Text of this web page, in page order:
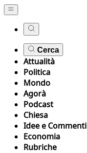
Cerca
Attualità
Politica
Mondo
Agorà
Podcast
Chiesa
Idee e Commenti
Economia
Rubriche